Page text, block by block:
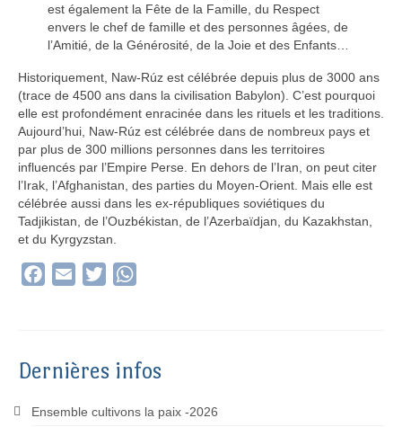
est également la Fête de la Famille, du Respect
envers le chef de famille et des personnes âgées, de
l’Amitié, de la Générosité, de la Joie et des Enfants…
Historiquement, Naw-Rúz est célébrée depuis plus de 3000 ans
(trace de 4500 ans dans la civilisation Babylon). C’est pourquoi
elle est profondément enracinée dans les rituels et les traditions.
Aujourd’hui, Naw-Rúz est célébrée dans de nombreux pays et
par plus de 300 millions personnes dans les territoires
influencés par l’Empire Perse. En dehors de l’Iran, on peut citer
l’Irak, l’Afghanistan, des parties du Moyen-Orient. Mais elle est
célébrée aussi dans les ex-républiques soviétiques du
Tadjikistan, de l’Ouzbékistan, de l’Azerbaïdjan, du Kazakhstan,
et du Kyrgyzstan.
Facebook
Email Twitter
Dernières infos
Ensemble cultivons la paix -2026